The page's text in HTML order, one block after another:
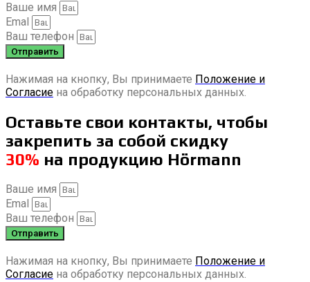
Ваше имя
Emal
Ваш телефон
Отправить
Нажимая на кнопку, Вы принимаете Положение и
Согласие на обработку персональных данных.
Оставьте свои контакты, чтобы
закрепить за собой скидку
30% на продукцию Hörmann
Ваше имя
Emal
Ваш телефон
Отправить
Нажимая на кнопку, Вы принимаете Положение и
Согласие на обработку персональных данных.